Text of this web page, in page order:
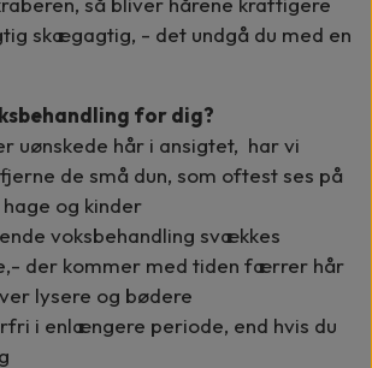
skægagtig, - det undgå du med en
for dig?
uønskede hår i ansigtet, har vi
de små dun, som oftest ses på
og kinder
voksbehandling svækkes
der kommer med tiden færrer hår
lysere og bødere
i enlængere periode, end hvis du